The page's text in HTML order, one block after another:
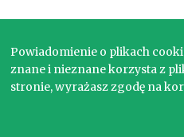
Powiadomienie o plikach
znane i nieznane korzysta z
stronie, wyrażasz zgodę na